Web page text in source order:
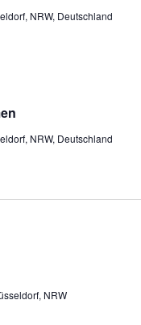
NRW, Deutschland
NRW, Deutschland
NRW